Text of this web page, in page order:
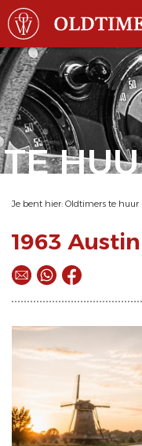
TE
Je bent hier: Oldtimers te huur
1963